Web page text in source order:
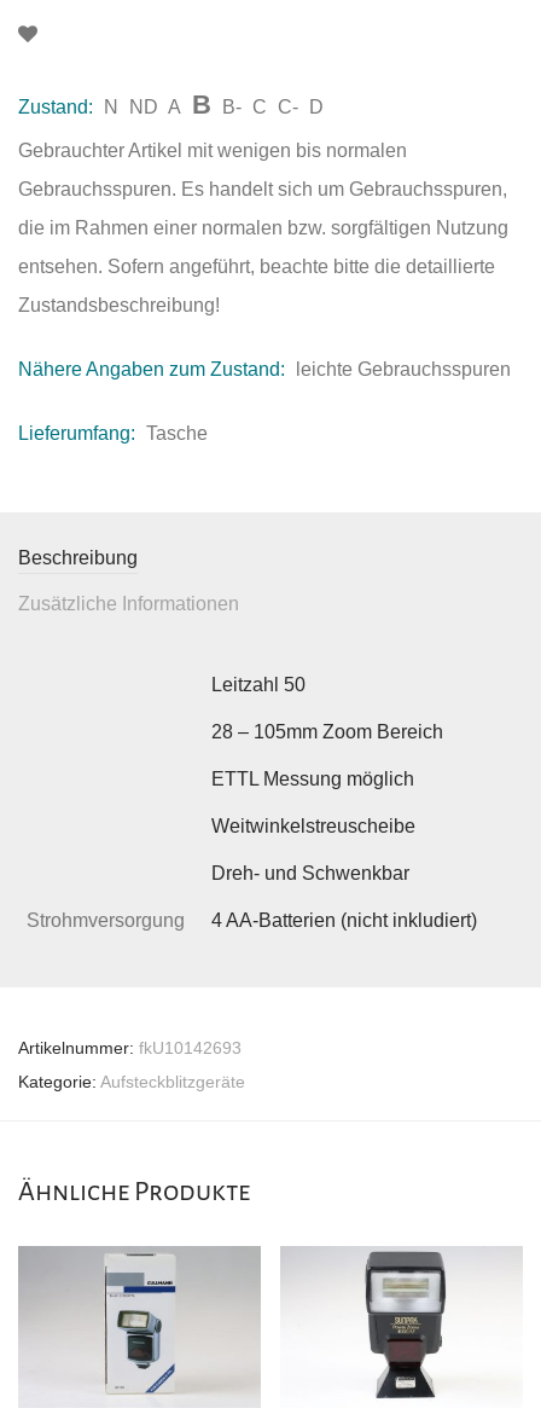
Zustand: N ND A B B- C C- D
Gebrauchter Artikel mit wenigen bis normalen
Gebrauchsspuren. Es handelt sich um Gebrauchsspuren,
die im Rahmen einer normalen bzw. sorgfältigen Nutzung
entsehen. Sofern angeführt, beachte bitte die detaillierte
Zustandsbeschreibung!
Nähere Angaben zum Zustand: leichte Gebrauchsspuren
Lieferumfang: Tasche
Beschreibung
Zusätzliche Informationen
Leitzahl 50
28 – 105mm Zoom Bereich
ETTL Messung möglich
Weitwinkelstreuscheibe
Dreh- und Schwenkbar
Strohmversorgung 4 AA-Batterien (nicht inkludiert)
Artikelnummer: fkU10142693
Kategorie: Aufsteckblitzgeräte
Ähnliche Produkte